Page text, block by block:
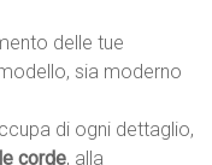
delle tue
sia moderno
di ogni dettaglio,
corde, alla